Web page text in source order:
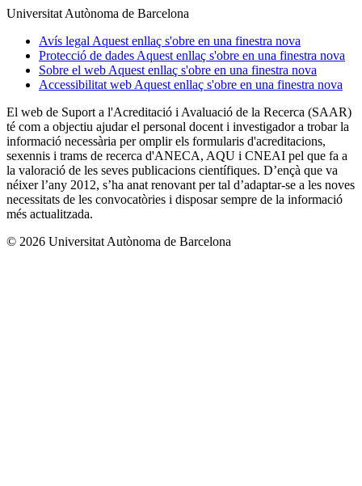
Universitat Autònoma de Barcelona
Avís legal Aquest enllaç s'obre en una finestra nova
Protecció de dades Aquest enllaç s'obre en una finestra nova
Sobre el web Aquest enllaç s'obre en una finestra nova
Accessibilitat web Aquest enllaç s'obre en una finestra nova
El web de Suport a l'Acreditació i Avaluació de la Recerca (SAAR)
té com a objectiu ajudar el personal docent i investigador a trobar la
informació necessària per omplir els formularis d'acreditacions,
sexennis i trams de recerca d'ANECA, AQU i CNEAI pel que fa a
la valoració de les seves publicacions científiques. D’ençà que va
néixer l’any 2012, s’ha anat renovant per tal d’adaptar-se a les noves
necessitats de les convocatòries i disposar sempre de la informació
més actualitzada.
© 2026 Universitat Autònoma de Barcelona